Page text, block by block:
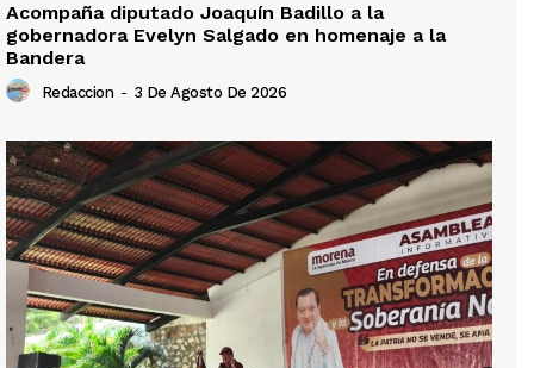
Acompaña diputado Joaquín Badillo a la
gobernadora Evelyn Salgado en homenaje a la
Bandera
Redaccion - 3 De Agosto De 2026